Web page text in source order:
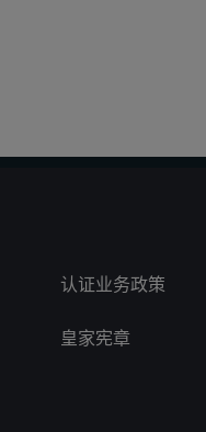
认证业务政策
皇家宪章